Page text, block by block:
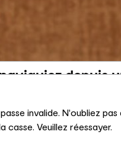
depuis
site Calligaris pour France.
États-Unis ?
invalide. N'oubliez pas
casse. Veuillez réessayer.